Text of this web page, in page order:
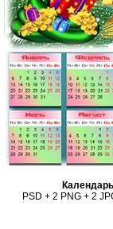
PSD + 2 PNG + 2